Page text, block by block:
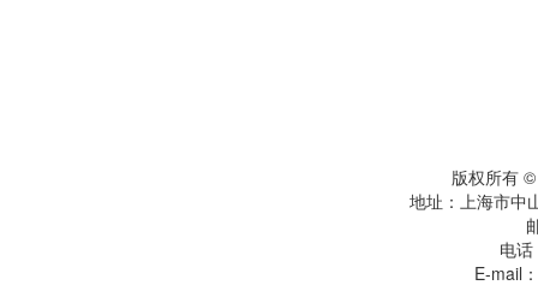
版权所有
地址：上海市
电
E-mail